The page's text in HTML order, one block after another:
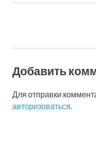
Добавить
Для отправки
авторизоваться.